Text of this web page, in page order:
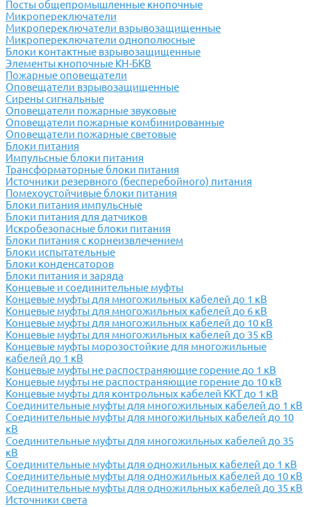
Посты общепромышленные кнопочные
Микропереключатели
Микропереключатели взрывозащищенные
Микропереключатели однополюсные
Блоки контактные взрывозащищенные
Элементы кнопочные КН-БКВ
Пожарные оповещатели
Оповещатели взрывозащищенные
Сирены сигнальные
Оповещатели пожарные звуковые
Оповещатели пожарные комбинированные
Оповещатели пожарные световые
Блоки питания
Импульсные блоки питания
Трансформаторные блоки питания
Источники резервного (бесперебойного) питания
Помехоустойчивые блоки питания
Блоки питания импульсные
Блоки питания для датчиков
Искробезопасные блоки питания
Блоки питания с корнеизвлечением
Блоки испытательные
Блоки конденсаторов
Блоки питания и заряда
Концевые и соединительные муфты
Концевые муфты для многожильных кабелей до 1 кВ
Концевые муфты для многожильных кабелей до 6 кВ
Концевые муфты для многожильных кабелей до 10 кВ
Концевые муфты для многожильных кабелей до 35 кВ
Концевые муфты морозостойкие для многожильные
кабелей до 1 кВ
Концевые муфты не распостраняющие горение до 1 кВ
Концевые муфты не распостраняющие горение до 10 кВ
Концевые муфты для контрольных кабелей ККТ до 1 кВ
Соединительные муфты для многожильных кабелей до 1 кВ
Соединительные муфты для многожильных кабелей до 10
кВ
Соединительные муфты для многожильных кабелей до 35
кВ
Соединительные муфты для одножильных кабелей до 1 кВ
Соединительные муфты для одножильных кабелей до 10 кВ
Соединительные муфты для одножильных кабелей до 35 кВ
Источники света